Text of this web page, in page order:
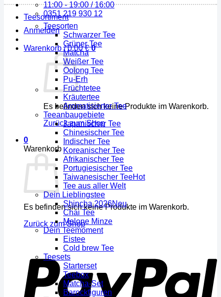
11:00 - 19:00 / 16:00
0351 219 930 12
Anmelden
Warenkorb /0,00€ 0
Es befinden sich keine Produkte im Warenkorb.
Zurück zum Shop
0
Warenkorb
Es befinden sich keine Produkte im Warenkorb.
Zurück zum Shop
Teesortiment
Teesorten
Schwarzer Tee
Grüner Tee
Matcha
Weißer Tee
Oolong Tee
Pu-Erh
Früchtetee
Kräutertee
Aromatisierter Tee
Teeanbaugebiete
Japanischer Tee
Chinesischer Tee
Indischer Tee
Koreanischer Tee
Afrikanischer Tee
Portugiesischer Tee
Taiwanesischer Tee
Tee aus aller Welt
Dein Lieblingstee
Shincha 2026
Chai Tee
Melone Minze
Dein Teemoment
Eistee
Cold brew Tee
Teesets
Starterset
Teebox
Matcha-Set
Barockfiguren